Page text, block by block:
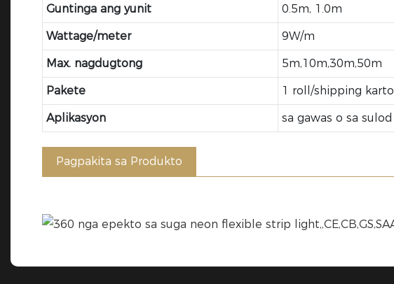
Guntinga ang yunit 0.5m, 1.0m
Wattage/meter 9W/m
Max. nagdugtong 5m,10m,30m,50m
Pakete 1 roll/shipping
Aplikasyon sa gawas o sa
Pagpakita sa Produkto